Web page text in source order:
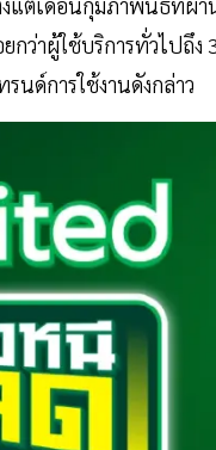
กว่าผู้ใช้บริการทั่วไปถึง
นด์การใช้งานดังกล่าว